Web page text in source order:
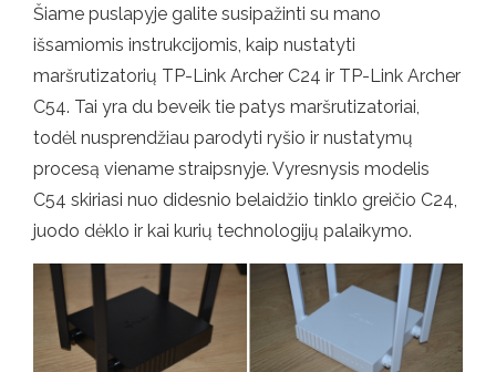
Šiame puslapyje galite susipažinti su mano
išsamiomis instrukcijomis, kaip nustatyti
maršrutizatorių TP-Link Archer C24 ir TP-Link Archer
C54. Tai yra du beveik tie patys maršrutizatoriai,
todėl nusprendžiau parodyti ryšio ir nustatymų
procesą viename straipsnyje. Vyresnysis modelis
C54 skiriasi nuo didesnio belaidžio tinklo greičio C24,
juodo dėklo ir kai kurių technologijų palaikymo.